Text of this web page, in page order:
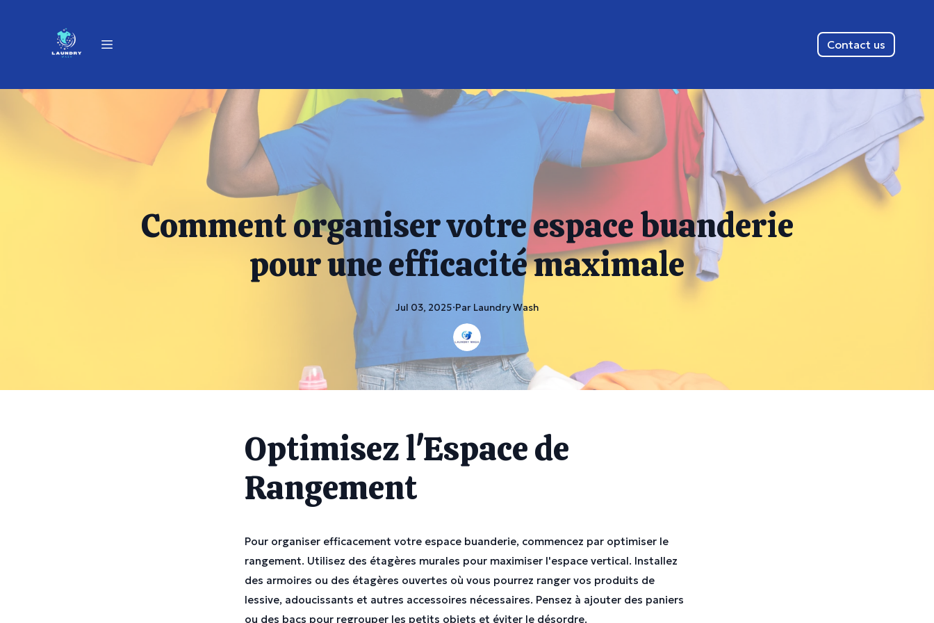
Contact us
Comment organiser votre espace buanderie
pour une efficacité maximale
Jul 03, 2025·Par LaundryWash
Optimisez l'Espace de
Rangement
Pour organiser efficacement votre espace buanderie, commencez par optimiser le
rangement. Utilisez des étagères murales pour maximiser l'espace vertical. Installez
des armoires ou des étagères ouvertes où vous pourrez ranger vos produits de
lessive, adoucissants et autres accessoires nécessaires. Pensez à ajouter des paniers
ou des bacs pour regrouper les petits objets et éviter le désordre.